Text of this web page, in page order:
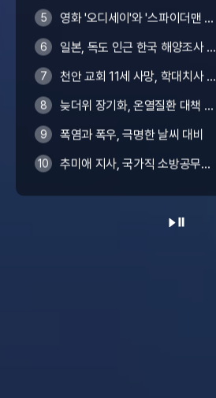
0대 2명 사망
5
영화 '오디세이'와 '스파이더맨 5'
흥행
6
일본, 독도 인근 한국 해양조사 항
의
7
천안 교회 11세 사망, 학대치사 수
사
8
늦더위 장기화, 온열질환 대책 강
9 폭염과 폭우, 극명한 날씨 대비
10
추미애 지사, 국가직 소방공무원